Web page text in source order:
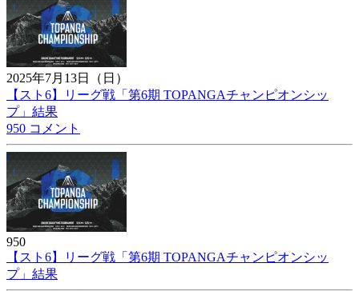
2025年7月13日（日）
【スト6】リーグ戦「第6期 TOPANGAチャンピオンシッ
プ」結果
950 コメント
950
【スト6】リーグ戦「第6期 TOPANGAチャンピオンシッ
プ」結果